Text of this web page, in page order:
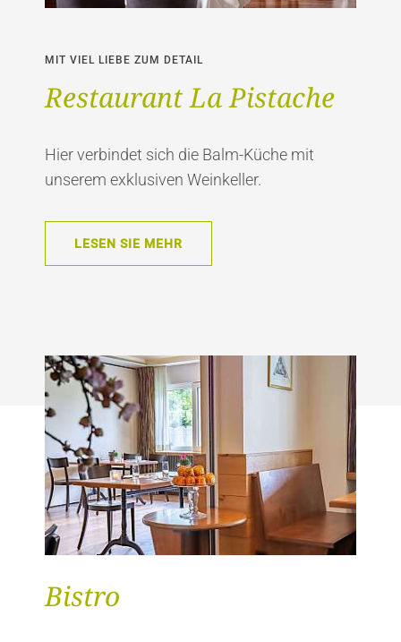
MIT VIEL LIEBE ZUM DETAIL
Restaurant La Pistache
Hier verbindet sich die Balm-Küche mit
unserem exklusiven Weinkeller.
LESEN SIE MEHR
Bistro